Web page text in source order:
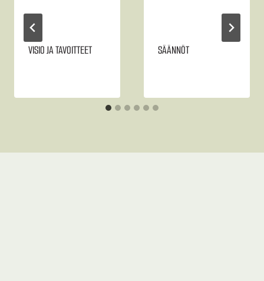
VISIO JA TAVOITTEET SÄÄNNÖT